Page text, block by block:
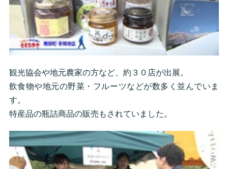
観光協会や地元農家の方など、約３０店が出展。
飲食物や地元の野菜・フルーツなどが数多く並んでいま
す。
特産品の瓶詰商品の販売もされていました。